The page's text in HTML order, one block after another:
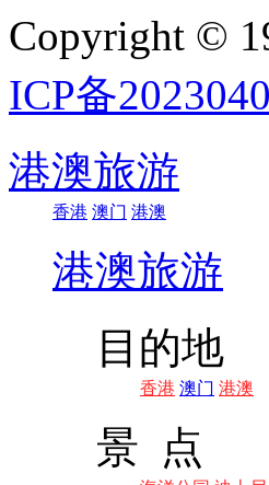
Copyright ©
ICP备
港澳旅游
香港 澳门 港澳
港澳旅游
目的地
香港 澳门 港澳
景 点